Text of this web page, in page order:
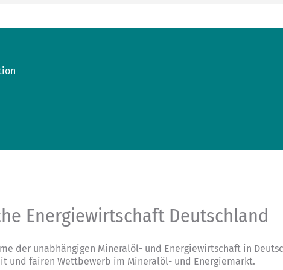
Energiewirtschaft Deutschland
der unabhängigen Mineralöl- und Energiewirtschaft in
und fairen Wettbewerb im Mineralöl- und Energiemarkt.